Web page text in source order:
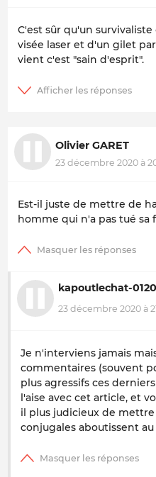
C'est sûr qu'un
visée laser et d'un gilet
vient c'est "sain d'esprit".
Olivier GARET
23 décembre 2020 à
Est-il juste de mettre de
homme qui n'a pas tué sa
kapoutlechat-
23 décembre 2020 à
Je n'interviens jamais
commentaires (souvent
plus agressifs ces
l'aise avec cet article, et
il plus judicieux de
conjugales aboutissent